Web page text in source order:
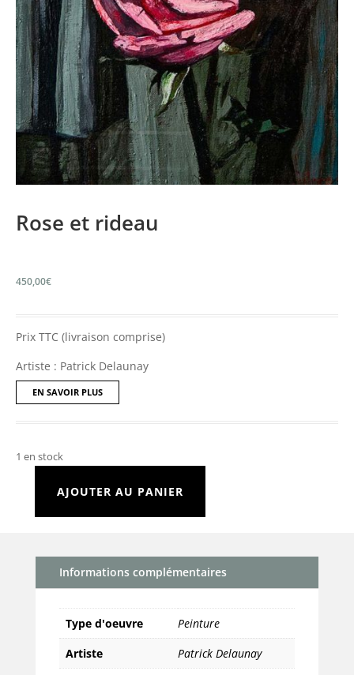
Rose et rideau
450,00€
Prix TTC (livraison comprise)
Artiste : Patrick Delaunay
EN SAVOIR PLUS
1 en stock
quantité
AJOUTER AU PANIER
Informations complémentaires
Type d'oeuvre
Peinture
Artiste
Patrick Delaunay